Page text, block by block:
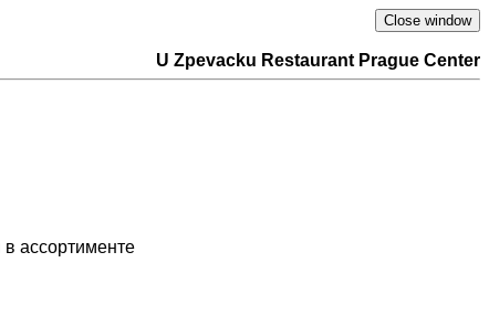
U Zpevacku Restaurant Prague Center
ассортименте